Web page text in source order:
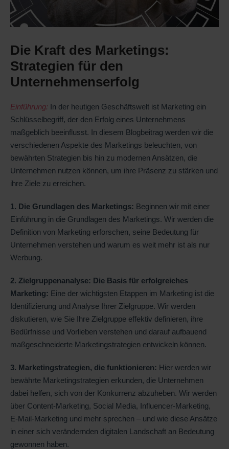
Die Kraft des Marketings:
Strategien für den
Unternehmenserfolg
Einführung: In der heutigen Geschäftswelt ist Marketing ein
Schlüsselbegriff, der den Erfolg eines Unternehmens
maßgeblich beeinflusst. In diesem Blogbeitrag werden wir die
verschiedenen Aspekte des Marketings beleuchten, von
bewährten Strategien bis hin zu modernen Ansätzen, die
Unternehmen nutzen können, um ihre Präsenz zu stärken und
ihre Ziele zu erreichen.
1. Die Grundlagen des Marketings: Beginnen wir mit einer
Einführung in die Grundlagen des Marketings. Wir werden die
Definition von Marketing erforschen, seine Bedeutung für
Unternehmen verstehen und warum es weit mehr ist als nur
Werbung.
2. Zielgruppenanalyse: Die Basis für erfolgreiches
Marketing: Eine der wichtigsten Etappen im Marketing ist die
Identifizierung und Analyse Ihrer Zielgruppe. Wir werden
diskutieren, wie Sie Ihre Zielgruppe effektiv definieren, ihre
Bedürfnisse und Vorlieben verstehen und darauf aufbauend
maßgeschneiderte Marketingstrategien entwickeln können.
3. Marketingstrategien, die funktionieren: Hier werden wir
bewährte Marketingstrategien erkunden, die Unternehmen
dabei helfen, sich von der Konkurrenz abzuheben. Wir werden
über Content-Marketing, Social Media, Influencer-Marketing,
E-Mail-Marketing und mehr sprechen – und wie diese Ansätze
in einer sich verändernden digitalen Landschaft an Bedeutung
gewonnen haben.